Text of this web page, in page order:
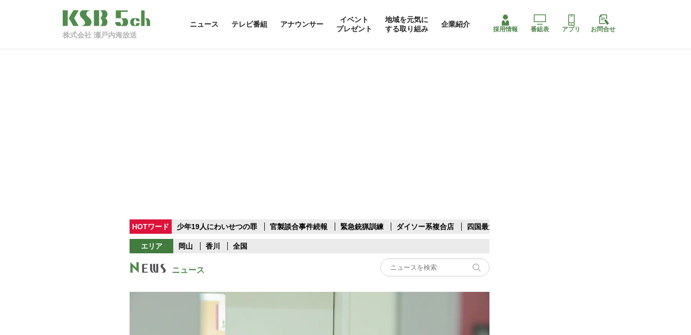
株式会社 瀬戸内海放送
ニュース テレビ番組 アナウンサー
イベント
プレゼント
地域を元気に
する取り組み
企業紹介
採用情報 番組表 アプリ お問合せ
HOTワード 少年19人にわいせつの罪 官製談合事件続報 緊急銃猟訓練 ダイソー系複合店 四国最大スリコ
エリア 岡山 香川 全国
ニュース